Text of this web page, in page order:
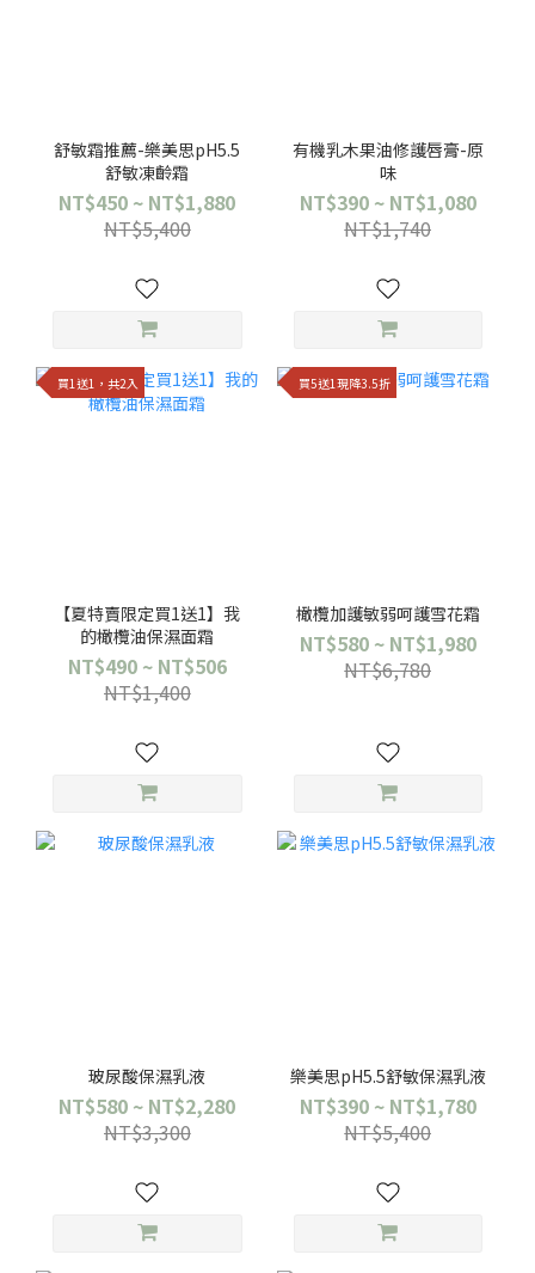
舒敏霜推薦-樂美思pH5.5
舒敏凍齡霜
NT$450 ~ NT$1,880
NT$5,400
有機乳木果油修護唇膏-原
味
NT$390 ~ NT$1,080
NT$1,740
買1送1，共2入
【夏特賣限定買1送1】我
的橄欖油保濕面霜
NT$490 ~ NT$506
NT$1,400
買5送1現降3.5折
橄欖加護敏弱呵護雪花霜
NT$580 ~ NT$1,980
NT$6,780
玻尿酸保濕乳液
NT$580 ~ NT$2,280
NT$3,300
樂美思pH5.5舒敏保濕乳液
NT$390 ~ NT$1,780
NT$5,400